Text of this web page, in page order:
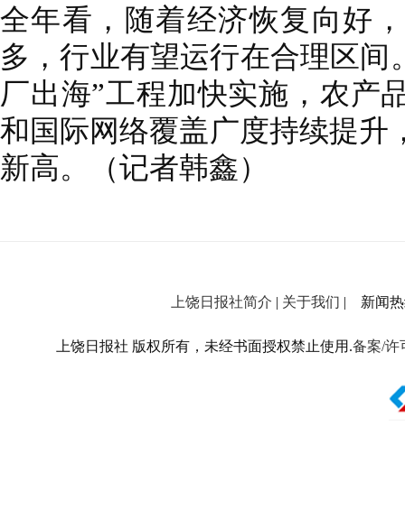
全年看，随着经济恢复向好
多，行业有望运行在合理区间
厂出海”工程加快实施，农产
和国际网络覆盖广度持续提升
新高。（记者韩鑫）
上饶日报社简介 | 关于我们 | 新闻热
上饶日报社 版权所有，未经书面授权禁止使用.备案/许